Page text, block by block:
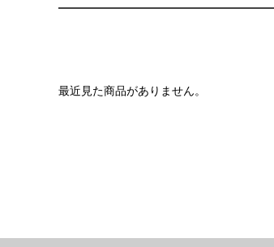
最近見た商品がありません。